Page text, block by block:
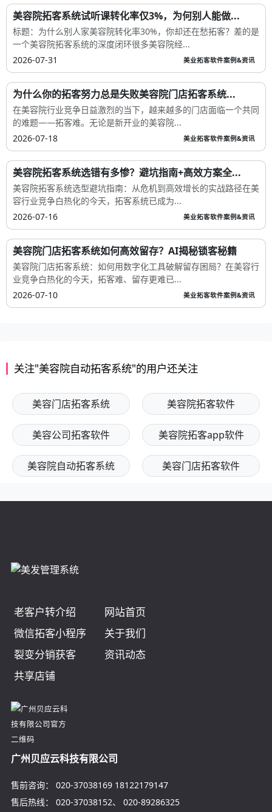
实操案例：花间堂用美容院拓客app软件拼团，周裂...
当花间堂的店长林薇翻开上季度的经营报表时，一组数字让她坐立
难安——到店新客数连续三个月以超过8%的...
2026-08-01
美容院拓客系统试听课转化率仅3%，为何别人能做...
标题：为什么别人家美容院转化率30%，你却还在愁拓客？差的是
一个美容院拓客系统的深度闭环很多美容院经...
2026-07-31
为什么你的拓客努力总是失败美容院门店拓客系统...
在美容院行业竞争日益激烈的当下，越来越多的门店面临一个共同
的难题——拓客难。无论是新开业的美容院...
2026-07-18
美容院拓客系统选错有多惨？避坑指南+高效方案全...
美容院拓客系统选型避坑指南：从危机到高效增长的实战路径在美
容行业竞争白热化的今天，拓客系统已成为...
2026-07-16
2026-07-10
美业拓客软件案例&资讯
关注"美容院自动拓客系统"的用户还关注
美容门店拓客系统 美容院拓客软件
美容公司拓客软件 美容院拓客app软件
老客户转介绍
微信拓客小程序
裂变分销获客
共享店铺